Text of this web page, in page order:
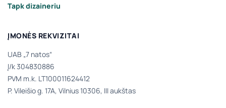
Tapk dizaineriu
ĮMONĖS REKVIZITAI
UAB „7 natos“
Į/k 304830886
PVM m.k. LT100011624412
P. Vileišio g. 17A, Vilnius 10306, III aukštas